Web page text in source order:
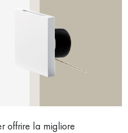
offrire la migliore